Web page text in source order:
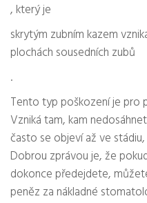
, který je
skrytým zubním kazem
plochách sousedních zubů
.
Tento typ poškození je pro
Vzniká tam, kam
často se objeví až ve
Dobrou zprávou je, že
dokonce předejdete,
peněz za nákladné